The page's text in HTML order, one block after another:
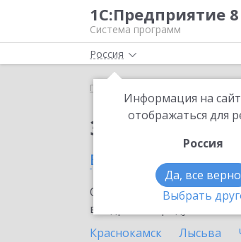
1С:Предприятие 8
Система программ
Россия
Информация на
отображаться для
Россия
Да, все верно
Выбрать
Главная
Заказать
в Кунгуре
Ознакомьтесь с
внедрение продукта.
Краснокамск
Лысьва